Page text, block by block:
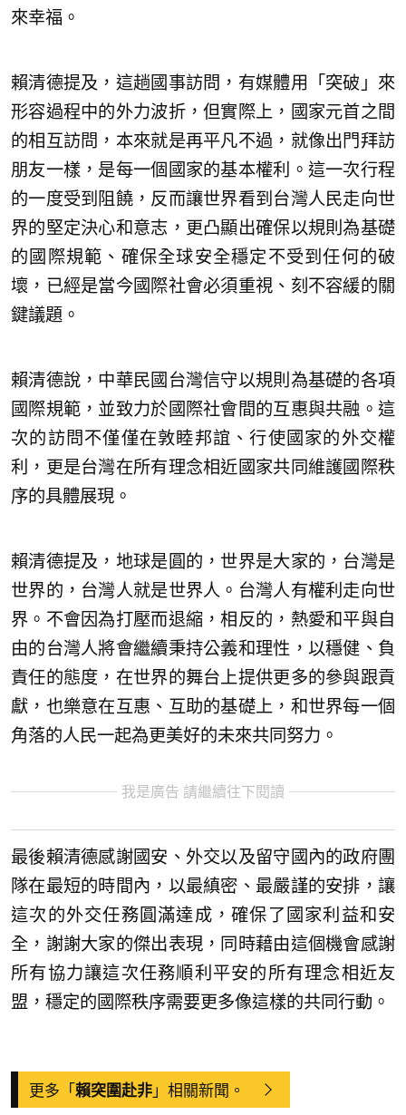
來幸福。
賴清德提及，這趟國事訪問，有媒體用「突破」來
形容過程中的外力波折，但實際上，國家元首之間
的相互訪問，本來就是再平凡不過，就像出門拜訪
朋友一樣，是每一個國家的基本權利。這一次行程
的一度受到阻饒，反而讓世界看到台灣人民走向世
界的堅定決心和意志，更凸顯出確保以規則為基礎
的國際規範、確保全球安全穩定不受到任何的破
壞，已經是當今國際社會必須重視、刻不容緩的關
鍵議題。
賴清德說，中華民國台灣信守以規則為基礎的各項
國際規範，並致力於國際社會間的互惠與共融。這
次的訪問不僅僅在敦睦邦誼、行使國家的外交權
利，更是台灣在所有理念相近國家共同維護國際秩
序的具體展現。
賴清德提及，地球是圓的，世界是大家的，台灣是
世界的，台灣人就是世界人。台灣人有權利走向世
界。不會因為打壓而退縮，相反的，熱愛和平與自
由的台灣人將會繼續秉持公義和理性，以穩健、負
責任的態度，在世界的舞台上提供更多的參與跟貢
獻，也樂意在互惠、互助的基礎上，和世界每一個
角落的人民一起為更美好的未來共同努力。
我是廣告 請繼續往下閱讀
最後賴清德感謝國安、外交以及留守國內的政府團
隊在最短的時間內，以最縝密、最嚴謹的安排，讓
這次的外交任務圓滿達成，確保了國家利益和安
全，謝謝大家的傑出表現，同時藉由這個機會感謝
所有協力讓這次任務順利平安的所有理念相近友
盟，穩定的國際秩序需要更多像這樣的共同行動。
更多「賴突圍赴非」相關新聞。